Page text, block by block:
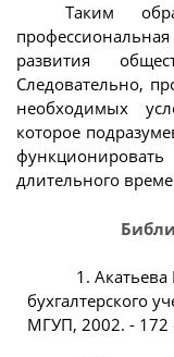
Таким
развития
Следовательно,
необходимых
которое
длительного
1.
бухгалтерского
МГУП, 2002. - 172